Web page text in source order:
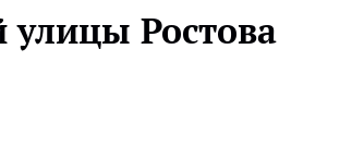
улицы Ростова